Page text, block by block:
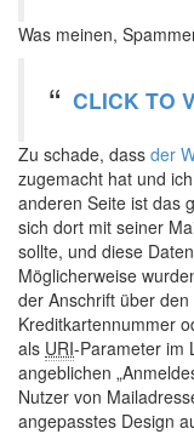
Was meinen,
CLICK TO
Zu schade, dass der
zugemacht hat und
anderen Seite ist das
sich dort mit seiner
sollte, und diese
Möglicherweise
der Anschrift über
Kreditkartennummer
als URI-Parameter im
angeblichen
Nutzer von
angepasstes Design